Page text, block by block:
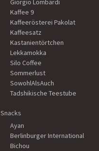
Giorgio Lombardi
Kaffee 9
Kaffeerösterei Pakolat
Kaffeesatz
Kastanientörtchen
Lekkamokka
Silo Coffee
Sommerlust
SowohlAlsAuch
Tadshikische Teestube
Snacks
Ayan
Berlinburger International
Bichou